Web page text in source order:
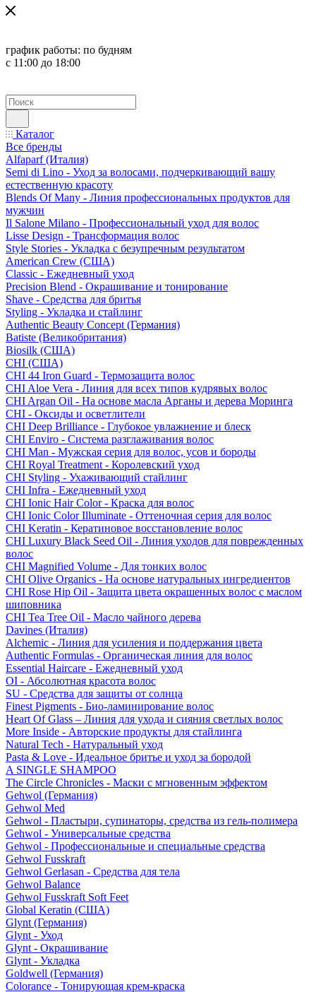
график работы: по будням
с 11:00 до 18:00
Каталог
Все бренды
Alfaparf (Италия)
Semi di Lino - Уход за волосами, подчеркивающий вашу
естественную красоту
Blends Of Many - Линия профессиональных продуктов для
мужчин
Il Salone Milano - Профессиональный уход для волос
Lisse Design - Трансформация волос
Style Stories - Укладка с безупречным результатом
American Crew (США)
Classic - Ежедневный уход
Precision Blend - Окрашивание и тонирование
Shave - Средства для бритья
Styling - Укладка и стайлинг
Authentic Beauty Concept (Германия)
Batiste (Великобритания)
Biosilk (США)
CHI (США)
CHI 44 Iron Guard - Термозащита волос
CHI Aloe Vera - Линия для всех типов кудрявых волос
CHI Argan Oil - На основе масла Арганы и дерева Моринга
CHI - Оксиды и осветлители
CHI Deep Brilliance - Глубокое увлажнение и блеск
CHI Enviro - Система разглаживания волос
CHI Man - Мужская серия для волос, усов и бороды
CHI Royal Treatment - Королевский уход
CHI Styling - Ухаживающий стайлинг
CHI Infra - Ежедневный уход
CHI Ionic Hair Color - Краска для волос
CHI Ionic Color Illuminate - Оттеночная серия для волос
CHI Keratin - Кератиновое восстановление волос
CHI Luxury Black Seed Oil - Линия уходов для поврежденных
волос
CHI Magnified Volume - Для тонких волос
CHI Olive Organics - На основе натуральных ингредиентов
CHI Rose Hip Oil - Защита цвета окрашенных волос с маслом
шиповника
CHI Tea Tree Oil - Масло чайного дерева
Davines (Италия)
Alchemic - Линия для усиления и поддержания цвета
Authentic Formulas - Органическая линия для волос
Essential Haircare - Eжедневный уход
OI - Абсолютная красота волос
SU - Средства для защиты от солнца
Finest Pigments - Био-ламинирование волос
Heart Of Glass – Линия для ухода и сияния светлых волос
More Inside - Авторские продукты для стайлинга
Natural Tech - Натуральный уход
Pasta & Love - Идеальное бритье и уход за бородой
A SINGLE SHAMPOO
The Circle Chronicles - Маски с мгновенным эффектом
Gehwol (Германия)
Gehwol Med
Gehwol - Пластыри, супинаторы, средства из гель-полимера
Gehwol - Универсальные средства
Gehwol - Профессиональные и специальные средства
Gehwol Fusskraft
Gehwol Gerlasan - Средства для тела
Gehwol Balance
Gehwol Fusskraft Soft Feet
Global Keratin (США)
Glynt (Германия)
Glynt - Уход
Glynt - Окрашивание
Glynt - Укладка
Goldwell (Германия)
Colorance - Тонирующая крем-краска